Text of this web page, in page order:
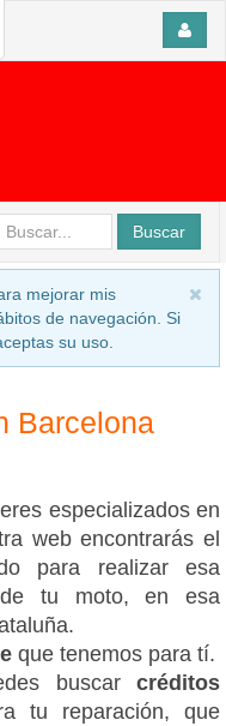
Buscar
mejorar mis
de navegación. Si
su uso.
Barcelona
especializados en
web encontrarás el
para realizar esa
de tu moto, en esa
que tenemos para tí.
buscar créditos
tu reparación, que